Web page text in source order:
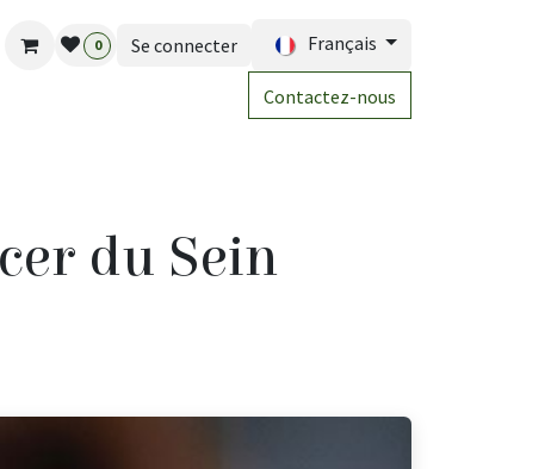
0 Se connecter Français
Contactez-nous
du Sein